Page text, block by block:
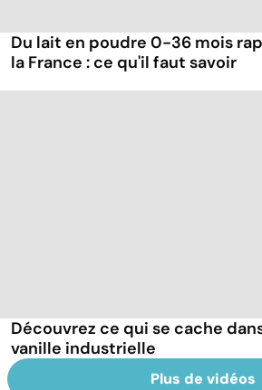
Du lait en poudre 0-36 mois
la France : ce qu'il faut savoir
Découvrez ce qui se cache
vanille industrielle
Plus de vidéos